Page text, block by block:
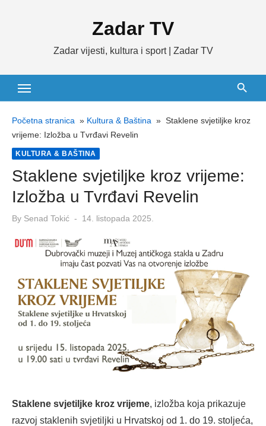
Zadar TV
Zadar vijesti, kultura i sport | Zadar TV
Početna stranica » Kultura & Baština » Staklene svjetiljke kroz
vrijeme: Izložba u Tvrđavi Revelin
KULTURA & BAŠTINA
Staklene svjetiljke kroz vrijeme:
Izložba u Tvrđavi Revelin
By Senad Tokić
Posted
14. listopada 2025.
Staklene svjetiljke kroz vrijeme, izložba koja prikazuje
razvoj staklenih svjetiljki u Hrvatskoj od 1. do 19. stoljeća,